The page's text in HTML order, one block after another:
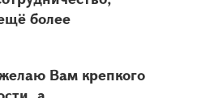
более
Вам крепкого